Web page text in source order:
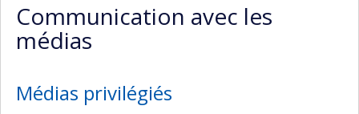
(faculté,département,école)
web
Communication avec les
médias
Médias privilégiés